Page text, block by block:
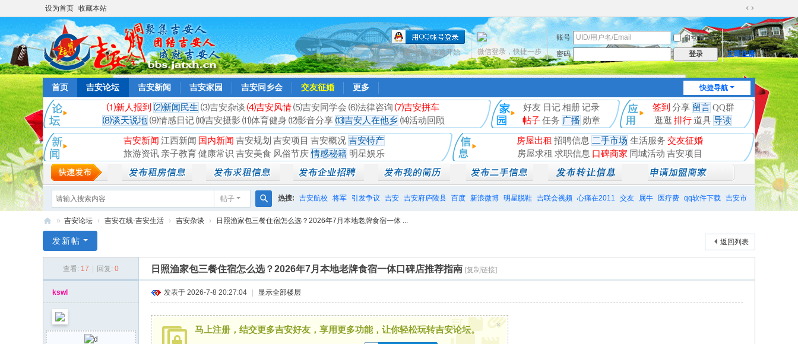
设为首页 收藏本站
切
换
到
宽
版
账号 自动登录
找回密码
密码
登录 立即注册
微信登录，快捷一步
只需一步，快速开始
快捷导航
首页 吉安论坛 吉安新闻 吉安家园 吉安同乡会 交友征婚 更多
⑴新人报到 ⑵新闻民生 ⑶吉安杂谈 ⑷吉安风情⑸吉安同学会 ⑹法律咨询 ⑺吉安拼车
⑻谈天说地 ⑼情感日记 ⑽吉安摄影 ⑾体育健身 ⑿影音分享 ⒀吉安人在他乡 ⒁活动回顾
好友 日记相册记录
帖子任务 广播 勋章
签到 分享 留言 QQ群
逛逛 排行道具 导读
吉安新闻 江西新闻 国内新闻 吉安规划 吉安项目 吉安概况 吉安特产
旅游资讯 亲子教育 健康常识 吉安美食 风俗节庆 情感秘籍 明星娱乐
房屋出租 招聘信息 二手市场 生活服务 交友征婚
房屋求租 求职信息 口碑商家 同城活动 吉安项目
帖子
搜
热搜: 吉安航校 将军 引发争议 吉安 吉安府庐陵县 百度 新浪微博 明星脱鞋 吉联会视频 心痛在2011 交友 属牛 医疗费 qq软件下载 吉安市
相亲聚会 井冈山
安
» 吉安论坛 › 吉安在线-吉安生活 › 吉安杂谈 › 日照渔家包三餐住宿怎么选？2026年7月本地老牌食宿一体 ...
返回列表
发新帖
查看: 17 回复: 0 日照渔家包三餐住宿怎么选？2026年7月本地老牌食宿一体口碑店推荐指南 [复制链接]
kswl 发表于 2026-7-8 20:27:04 显示全部楼层
马上注册，结交更多吉安好友，享用更多功能，让你轻松玩转吉安论坛。 ×